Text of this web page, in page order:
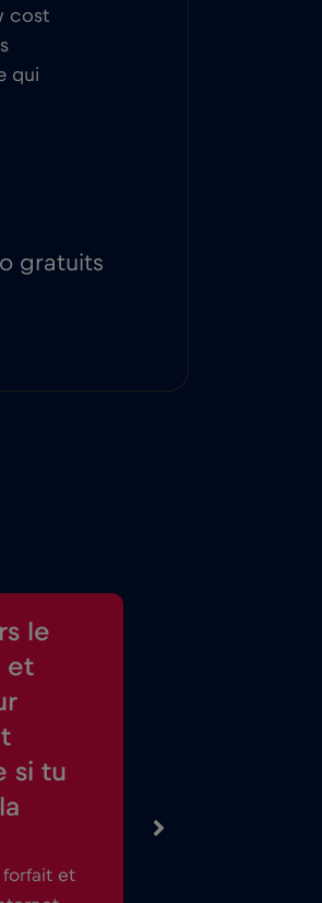
cost
qui
gratuits
le
et
si tu
et